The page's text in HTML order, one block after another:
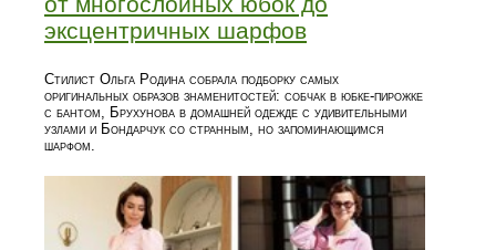
эксцентричных шарфов
Стилист Ольга Родина собрала подборку самых
оригинальных образов знаменитостей: собчак в юбке‑пирожке
с бантом, Брухунова в домашней одежде с удивительными
узлами и Бондарчук со странным, но запоминающимся
шарфом.